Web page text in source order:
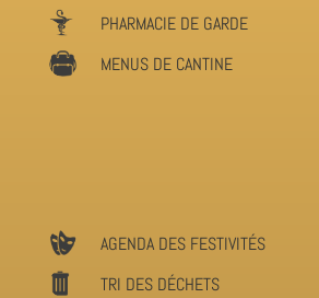
PHARMACIE DE GARDE
MENUS DE CANTINE
AGENDA DES FESTIVITÉS
TRI DES DÉCHETS